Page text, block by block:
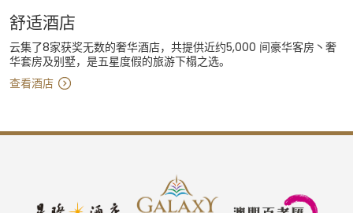
舒适酒店
云集了8家获奖无数的奢华酒店，共提供近约5,000 间豪华客房丶奢
华套房及别墅，是五星度假的旅游下榻之选。
查看酒店